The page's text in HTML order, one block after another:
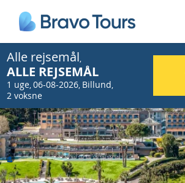
Alle rejsemål,
ALLE REJSEMÅL
1 uge,06-08-2026, Billund,
2 voksne
Prev